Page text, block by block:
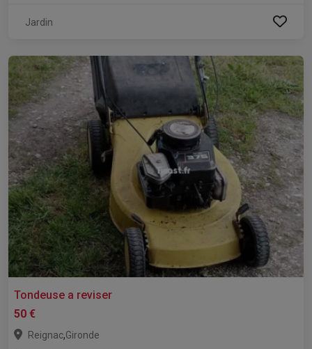
Jardin
Tondeuse a reviser
50 €
Reignac,Gironde